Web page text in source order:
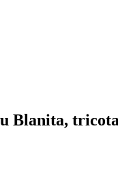
Blanita,